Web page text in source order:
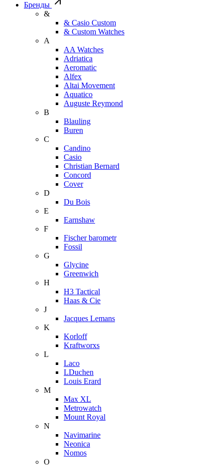
Бренды
&
& Casio Custom
& Custom Watches
A
AA Watches
Adriatica
Aeromatic
Alfex
Altai Movement
Aquatico
Auguste Reymond
B
Blauling
Buren
C
Candino
Casio
Christian Bernard
Concord
Cover
D
Du Bois
E
Earnshaw
F
Fischer barometr
Fossil
G
Glycine
Greenwich
H
H3 Tactical
Haas & Cie
J
Jacques Lemans
K
Korloff
Kraftworxs
L
Laco
LDuchen
Louis Erard
M
Max XL
Metrowatch
Mount Royal
N
Navimarine
Neonica
Nomos
O